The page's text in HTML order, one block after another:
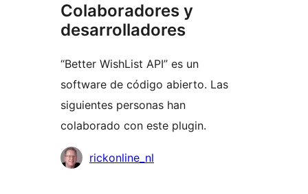
Colaboradores y
desarrolladores
“Better WishList API” es un
software de código abierto. Las
siguientes personas han
colaborado con este plugin.
Colaboradores
rickonline_nl